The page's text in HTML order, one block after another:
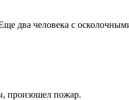
два человека с
произошел пожар.